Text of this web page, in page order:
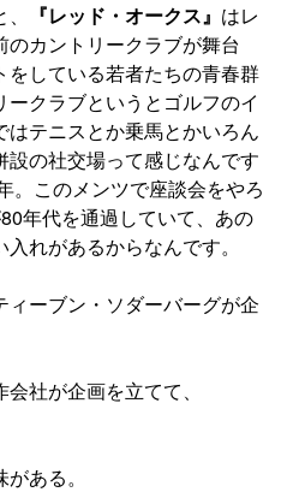
『レッド・オークス』 はレ
カントリークラブが舞台
をしている若者たちの青春群
クラブというとゴルフのイ
はテニスとか乗馬とかいろん
の社交場って感じなんです
。このメンツで座談会をやろ
年代を通過していて、あの
れがあるからなんです。
ーブン・ソダーバーグが企
社が企画を立てて、
ある。